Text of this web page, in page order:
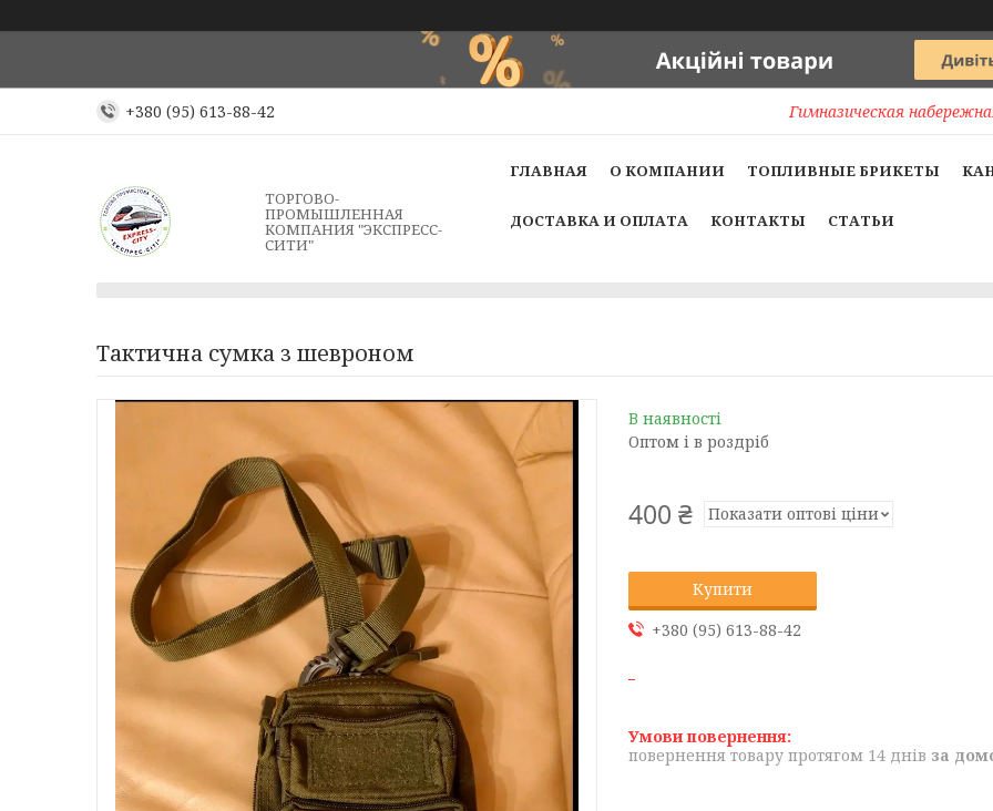
+380 (95) 613-88-42 Гимназическая
ТОРГОВО-
ПРОМЫШЛЕННАЯ
КОМПАНИЯ "ЭКСПРЕСС-
СИТИ"
ГЛАВНАЯ О КОМПАНИИ ТОПЛИВНЫЕ БРИКЕТЫ
ДОСТАВКА И ОПЛАТА КОНТАКТЫ СТАТЬИ
Тактична сумка з шевроном
В наявності
Оптом і в роздріб
400 ₴ Показати оптові ціни
Купити
+380 (95) 613-88-42
повернення товару протягом 14 днів за